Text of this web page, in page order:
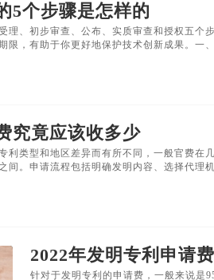
5个步骤是怎样的
理、初步审查、公布、实质审查和授权五个
限，有助于你更好地保护技术创新成果。一
究竟应该收多少
利类型和地区差异而有所不同，一般官费在
间。申请流程包括明确发明内容、选择代理
2022年发明专利申请
针对于发明专利的申请费，一般来说是